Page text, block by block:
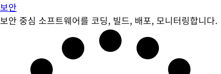
보안
보안 중심 소프트웨어를 코딩, 빌드, 배포, 모니터링합니다.